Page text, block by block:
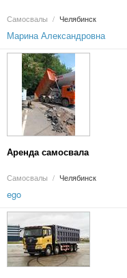
Самосвалы / Челябинск
Марина Александровна
Аренда самосвала
Самосвалы / Челябинск
ego